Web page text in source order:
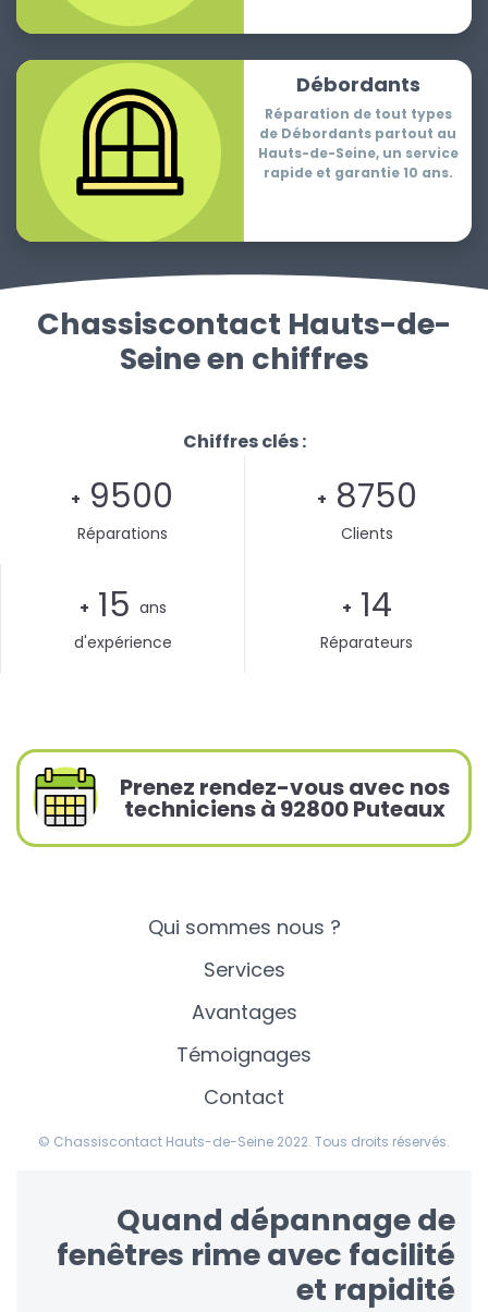
Débordants
Réparation de tout types
de Débordants partout au
Hauts-de-Seine, un service
rapide et garantie 10 ans.
Chassiscontact Hauts-de-
Seine en chiffres
Chiffres clés :
+ 9500
Réparations
+ 8750
Clients
+ 15 ans
d'expérience
+ 14
Réparateurs
Prenez rendez-vous avec nos
techniciens à 92800 Puteaux
Qui sommes nous ?
Services
Avantages
Témoignages
Contact
© Chassiscontact Hauts-de-Seine 2022. Tous droits réservés.
Quand dépannage de
fenêtres rime avec facilité
et rapidité